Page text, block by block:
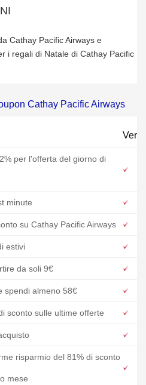
Cathay Pacific Airways e
i regali di Natale di Cathay Pacific
Cathay Pacific Airways
per l'offerta del giorno di
minute
su Cathay Pacific Airways
estivi
da soli 9€
spendi almeno 58€
sconto sulle ultime offerte
risparmio del 81% di sconto
mese